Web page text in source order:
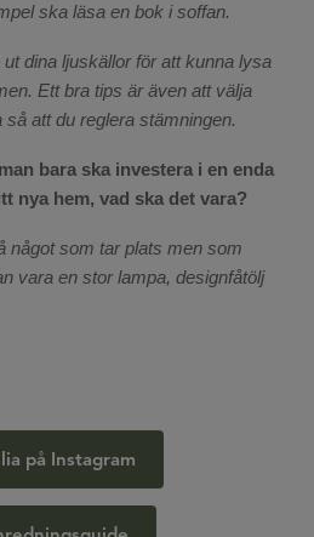
ska läsa en bok i soffan.
dina ljuskällor för att kunna lysa
Ett bra tips är även att välja
att du reglera stämningen.
bara ska investera i en enda
nya hem, vad ska det vara?
något som tar plats men som
vara en stor lampa, designfåtölj
på Instagram